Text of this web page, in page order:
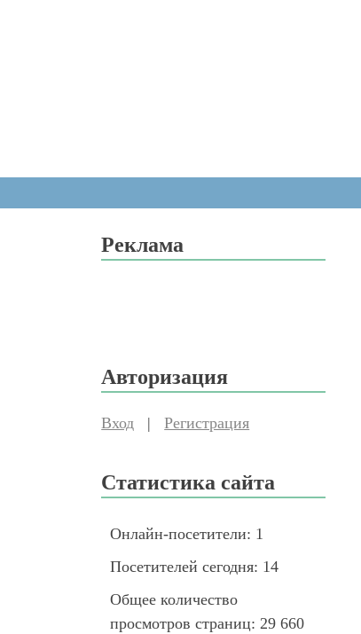
Реклама
Авторизация
Вход |Регистрация
Статистика сайта
Онлайн-посетители: 1
Посетителей сегодня: 14
Общее количество
просмотров страниц: 29 660